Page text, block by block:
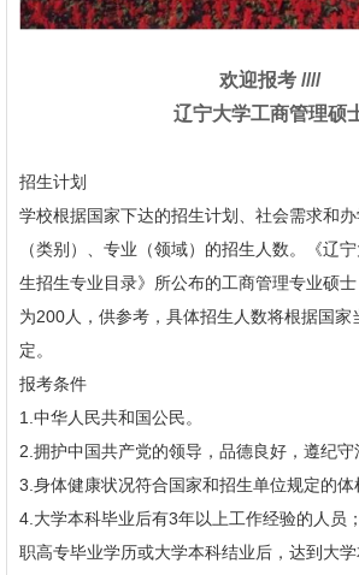
欢迎报考 ////
辽宁大学工商管理硕
招生计划
学校根据国家下达的招生计划、社会需求和
（类别）、专业（领域）的招生人数。《辽
生招生专业目录》所公布的工商管理专业硕
为200人，供参考，具体招生人数将根据国家
定。
报考条件
1.中华人民共和国公民。
2.拥护中国共产党的领导，品德良好，遵纪守
3.身体健康状况符合国家和招生单位规定的体
4.大学本科毕业后有3年以上工作经验的人员
职高专毕业学历或大学本科结业后，达到大